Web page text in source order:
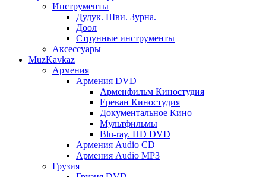
Инструменты
Дудук. Шви. Зурна.
Доол
Струнные инструменты
Аксессуары
MuzKavkaz
Армения
Армения DVD
Арменфильм Киностудия
Ереван Киностудия
Документальное Кино
Мультфильмы
Blu-ray. HD DVD
Армения Audio CD
Армения Audio MP3
Грузия